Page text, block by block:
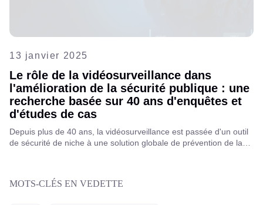
13 janvier 2025
Le rôle de la vidéosurveillance dans
l'amélioration de la sécurité publique : une
recherche basée sur 40 ans d'enquêtes et
d'études de cas
Depuis plus de 40 ans, la vidéosurveillance est passée d'un outil
de sécurité de niche à une solution globale de prévention de la
publiques améliorent la sécurité dans le monde entier.
MOTS-CLÉS EN VEDETTE